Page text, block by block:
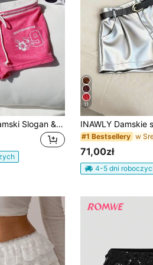
Comfortcana Damski Slogan & Kwiatowy Nadrukowany Sznurek w talii Super Krótki Szorty
11
#1 Bestsellery
71,00zł
4-5 dni